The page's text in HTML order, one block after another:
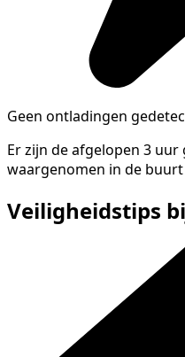
Geen ontladingen
Er zijn de afgelopen 3
waargenomen in de buurt
Veiligheidstips